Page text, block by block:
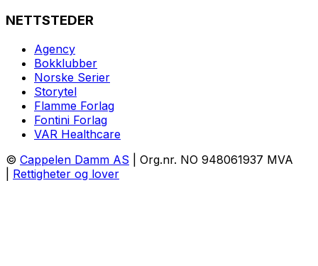
NETTSTEDER
Agency
Bokklubber
Norske Serier
Storytel
Flamme Forlag
Fontini Forlag
VAR Healthcare
© Cappelen Damm AS | Org.nr. NO 948061937 MVA
Rettigheter og lover